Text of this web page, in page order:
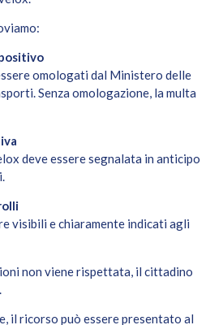
omologati dal Ministero delle
Senza omologazione, la multa
deve essere segnalata in anticipo
visibili e chiaramente indicati agli
non viene rispettata, il cittadino
il ricorso può essere presentato al